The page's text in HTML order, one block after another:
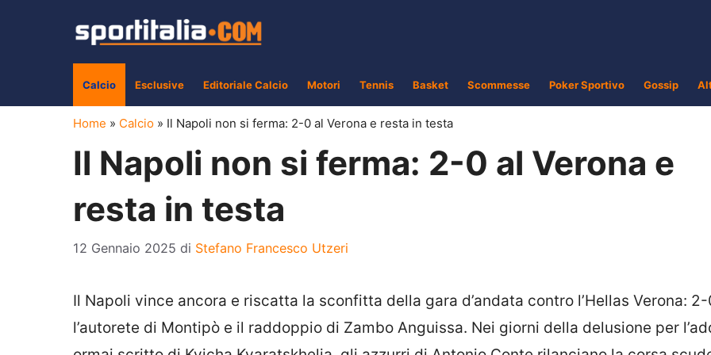
Calcio Esclusive Editoriale Calcio Motori Tennis Basket Scommesse Poker Sportivo Gossip
Home » Calcio » Il Napoli non si ferma: 2-0 al Verona e resta in testa
Il Napoli non si ferma: 2-0 al Verona e
resta in testa
12 Gennaio 2025 di Stefano Francesco Utzeri
Il Napoli vince ancora e riscatta la sconfitta della gara d’andata contro l’Hellas Verona:
l’autorete di Montipò e il raddoppio di Zambo Anguissa. Nei giorni della delusione per